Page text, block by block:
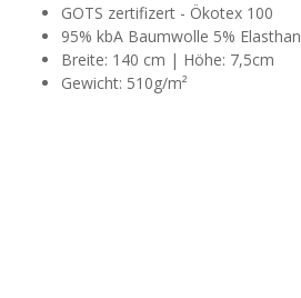
GOTS zertifizert - Ökotex 100
95% kbA Baumwolle 5% Elasthan
Breite: 140 cm | Höhe: 7,5cm
Gewicht: 510g/m²